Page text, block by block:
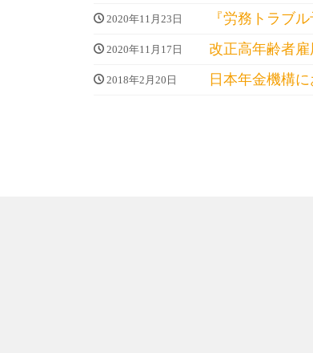
2020年11月23日 『労務トラブ
2020年11月17日 改正高年齢者
2018年2月20日 日本年金機構